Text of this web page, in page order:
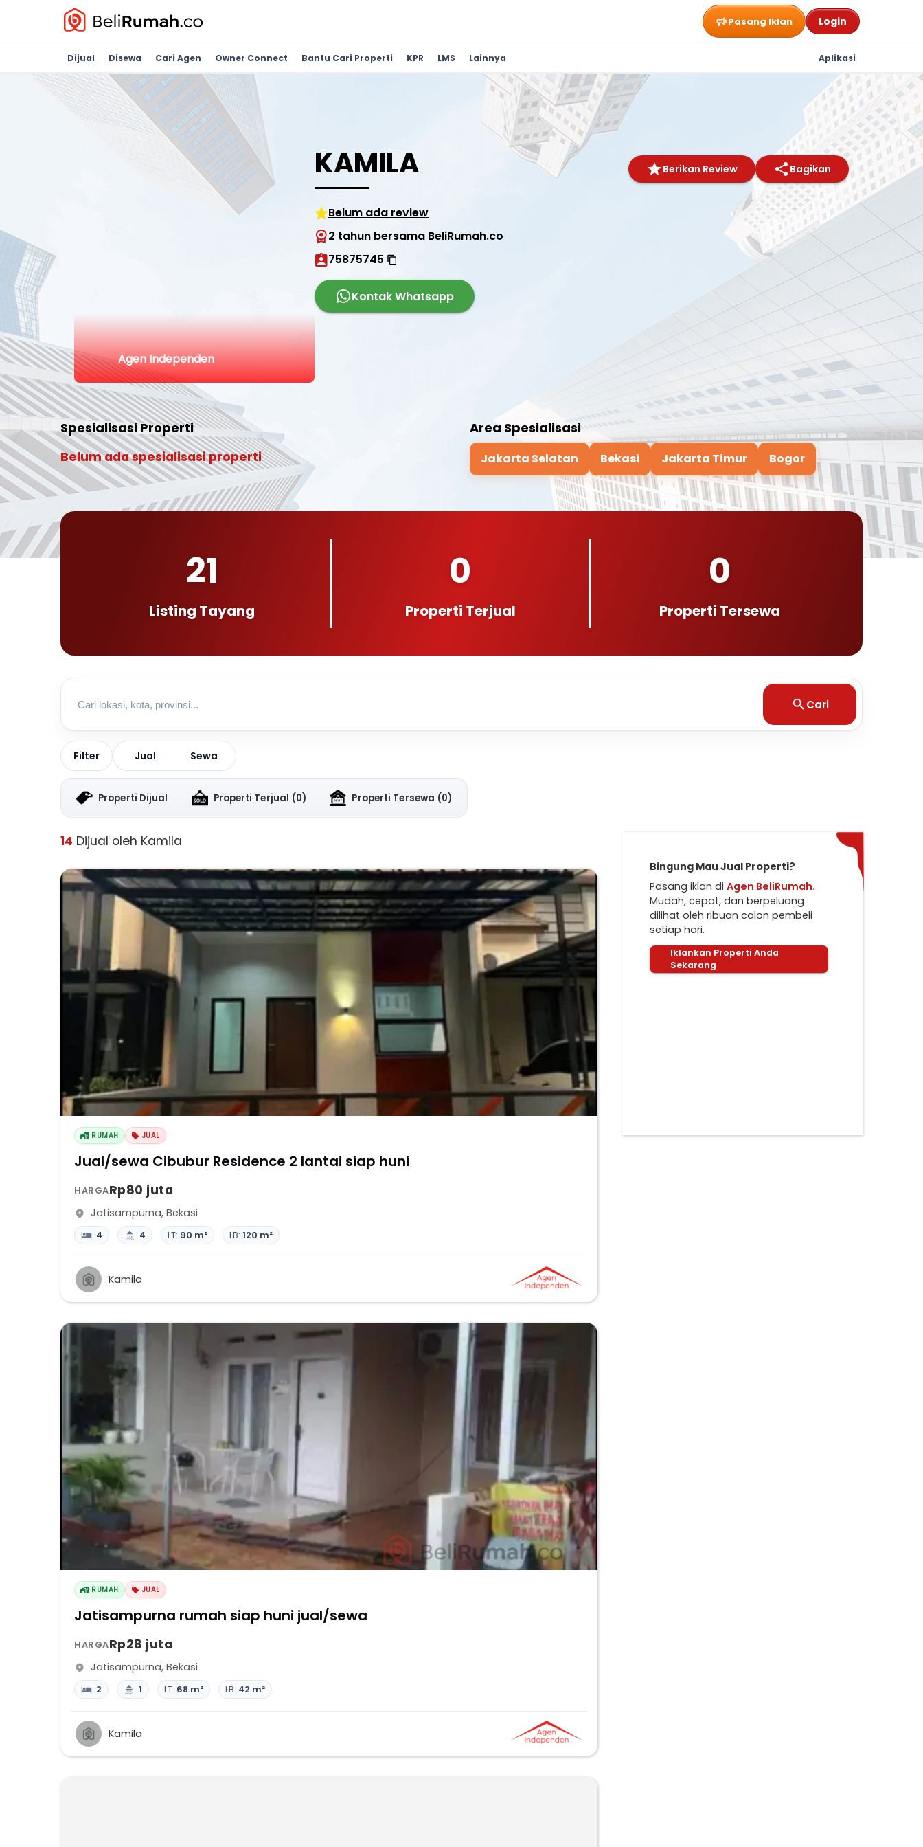
Pasang Iklan Login
Dijual Disewa Cari Agen Owner Connect Bantu Cari Properti KPR LMS Lainnya Aplikasi
Agen Independen
KAMILA Berikan Review Bagikan
Belum ada review
2 tahun bersama BeliRumah.co
75875745
Kontak Whatsapp
Spesialisasi Properti
Belum ada spesialisasi properti
Area Spesialisasi
Jakarta Selatan Bekasi Jakarta Timur Bogor
21
Listing Tayang
0
Properti Terjual
0
Properti Tersewa
Cari
Filter Jual Sewa
Properti Dijual Properti Terjual (0) Properti Tersewa (0)
14 Dijual oleh Kamila
RUMAH JUAL
Jual/sewa Cibubur Residence 2 lantai siap huni
HARGARp80 juta
Jatisampurna, Bekasi
4 4 LT: 90 m² LB: 120 m²
Kamila
RUMAH JUAL
Jatisampurna rumah siap huni jual/sewa
HARGARp28 juta
Jatisampurna, Bekasi
2 1 LT: 68 m² LB: 42 m²
Kamila
Bingung Mau Jual Properti?
Pasang iklan di Agen BeliRumah.
Mudah, cepat, dan berpeluang
dilihat oleh ribuan calon pembeli
setiap hari.
Iklankan Properti Anda
Sekarang